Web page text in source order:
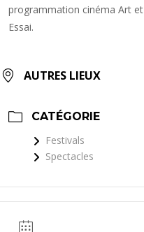
programmation cinéma Art et
Essai.
AUTRES LIEUX
CATÉGORIE
Festivals
Spectacles